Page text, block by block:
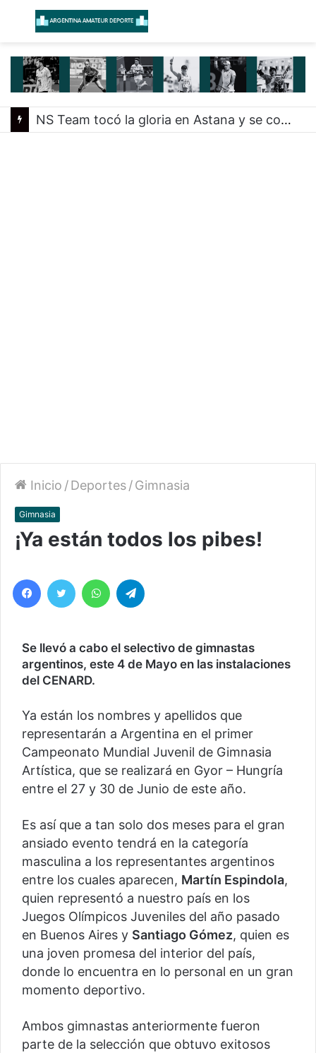
Menú
NS Team tocó la gloria en Astana y se consagró campeón mundial de Phygital Footbal
Inicio /Deportes/Gimnasia
Gimnasia
¡Ya están todos los pibes!
Facebook
Twitter WhatsApp
Se llevó a cabo el selectivo de gimnastas
argentinos, este 4 de Mayo en las instalaciones
del CENARD.
Ya están los nombres y apellidos que
representarán a Argentina en el primer
Campeonato Mundial Juvenil de Gimnasia
Artística, que se realizará en Gyor – Hungría
entre el 27 y 30 de Junio de este año.
Es así que a tan solo dos meses para el gran
ansiado evento tendrá en la categoría
masculina a los representantes argentinos
entre los cuales aparecen, Martín Espindola,
quien representó a nuestro país en los
Juegos Olímpicos Juveniles del año pasado
en Buenos Aires y Santiago Gómez, quien es
una joven promesa del interior del país,
donde lo encuentra en lo personal en un gran
momento deportivo.
Ambos gimnastas anteriormente fueron
parte de la selección que obtuvo exitosos